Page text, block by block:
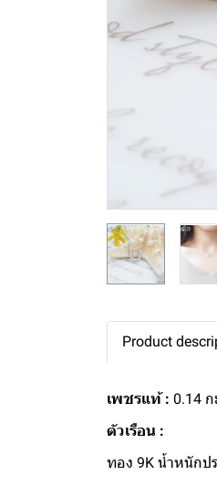
Product
เพชรแท้ : 0.14 ก
ตัวเรือน :
ทอง 9K น้ำหนักป